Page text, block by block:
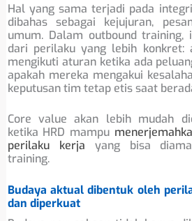
Hal yang sama terjadi pada
dibahas sebagai kejujuran,
umum. Dalam outbound
dari perilaku yang lebih konkret:
mengikuti aturan ketika ada
apakah mereka mengakui
keputusan tim tetap etis saat
Core value akan lebih mudah
ketika HRD mampu
perilaku kerja yang bisa
training.
Budaya aktual dibentuk oleh
dan diperkuat